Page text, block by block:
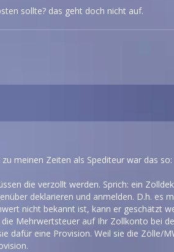
sollte? das geht doch nicht auf.
meinen Zeiten als Spediteur war das so:
die verzollt werden. Sprich: ein
deklarieren und anmelden. D.h. es
nicht bekannt ist, kann er geschätzt
Mehrwertsteuer auf Ihr Zollkonto bei
dafür eine Provision. Weil sie die Zölle/